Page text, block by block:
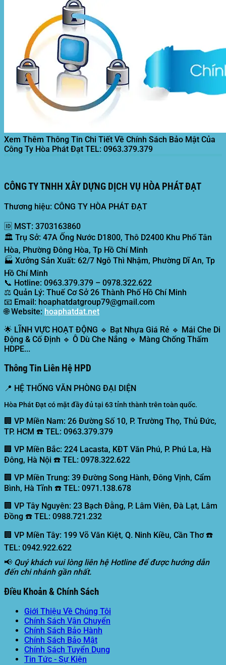
Xem Thêm Thông Tin Chi Tiết Về Chính Sách Bảo Mật Của
Công Ty Hòa Phát Đạt TEL: 0963.379.379
CÔNG TY TNHH XÂY DỰNG DỊCH VỤ HÒA PHÁT ĐẠT
Thương hiệu: CÔNG TY HÒA PHÁT ĐẠT
🆔 MST: 3703163860
🏛️ Trụ Sở: 47A Ống Nước D1800, Thô D2400 Khu Phố Tân
Hòa, Phường Đông Hòa, Tp Hồ Chí Minh
🏭 Xưởng Sản Xuất: 62/7 Ngô Thì Nhậm, Phường Dĩ An, Tp
Hồ Chí Minh
📞 Hotline: 0963.379.379 – 0978.322.622
⚖️ Quản Lý: Thuế Cơ Sở 26 Thành Phố Hồ Chí Minh
📧 Email: hoaphatdatgroup79@gmail.com
🌐Website: hoaphatdat.net
🌟 LĨNH VỰC HOẠT ĐỘNG 🔹 Bạt Nhựa Giá Rẻ 🔹 Mái Che Di
Động & Cố Định 🔹 Ô Dù Che Nắng 🔹 Màng Chống Thấm
HDPE...
Thông Tin Liên Hệ HPD
📍 HỆ THỐNG VĂN PHÒNG ĐẠI DIỆN
Hòa Phát Đạt có mặt đầy đủ tại 63 tỉnh thành trên toàn quốc.
🏢 VP Miền Nam: 26 Đường Số 10, P. Trường Thọ, Thủ Đức,
TP. HCM ☎️ TEL: 0963.379.379
🏢 VP Miền Bắc: 224 Lacasta, KĐT Văn Phú, P. Phú La, Hà
Đông, Hà Nội ☎️ TEL: 0978.322.622
🏢 VP Miền Trung: 39 Đường Song Hành, Đông Vịnh, Cẩm
Bình, Hà Tĩnh ☎️ TEL: 0971.138.678
🏢 VP Tây Nguyên: 23 Bạch Đằng, P. Lâm Viên, Đà Lạt, Lâm
Đồng ☎️ TEL: 0988.721.232
🏢 VP Miền Tây: 199 Võ Văn Kiệt, Q. Ninh Kiều, Cần Thơ ☎️
TEL: 0942.922.622
📢 Quý khách vui lòng liên hệ Hotline để được hướng dẫn
đến chi nhánh gần nhất.
Điều Khoản & Chính Sách
Giới Thiệu Về Chúng Tôi
Chính Sách Vận Chuyển
Chính Sách Bảo Hành
Chính Sách Bảo Mật
Chính Sách Tuyển Dụng
Tin Tức - Sự Kiện